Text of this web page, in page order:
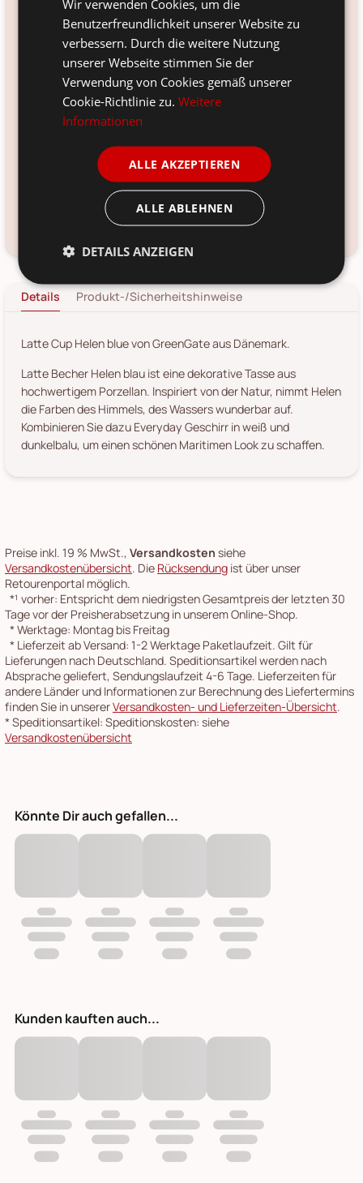
STWLATHLE2506
Ø 10, Höhe 9 cm, 350ml
Material:
Voraussichtliche Lieferung:
14. Aug 2026*
Frage zum Produkt?Kundenservice kontaktieren
Details Produkt-/Sicherheitshinweise
Latte Cup Helen blue von GreenGate aus Dänemark.
Latte Becher Helen blau ist eine dekorative Tasse aus
hochwertigem Porzellan. Inspiriert von der Natur, nimmt Helen
die Farben des Himmels, des Wassers wunderbar auf.
Kombinieren Sie dazu Everyday Geschirr in weiß und
dunkelbalu, um einen schönen Maritimen Look zu schaffen.
Preise inkl. 19 % MwSt., Versandkosten siehe
Versandkostenübersicht. Die Rücksendung ist über unser
Retourenportal möglich.
*¹ vorher: Entspricht dem niedrigsten Gesamtpreis der letzten 30
Tage vor der Preisherabsetzung in unserem Online-Shop.
*Werktage: Montag bis Freitag
* Lieferzeit ab Versand: 1-2 Werktage Paketlaufzeit. Gilt für
Lieferungen nach Deutschland. Speditionsartikel werden nach
Absprache geliefert, Sendungslaufzeit 4-6 Tage. Lieferzeiten für
andere Länder und Informationen zur Berechnung des Liefertermins
finden Sie in unsererVersandkosten- und Lieferzeiten-Übersicht.
*Speditionsartikel: Speditionskosten: siehe
Versandkostenübersicht
Könnte Dir auch gefallen...
Kunden kauften auch...
Wir verwenden Cookies, um die
Benutzerfreundlichkeit unserer Website zu
verbessern. Durch die weitere Nutzung
unserer Webseite stimmen Sie der
Verwendung von Cookies gemäß unserer
Cookie-Richtlinie zu.Weitere
Informationen
ALLE AKZEPTIEREN
ALLE ABLEHNEN
DETAILS ANZEIGEN